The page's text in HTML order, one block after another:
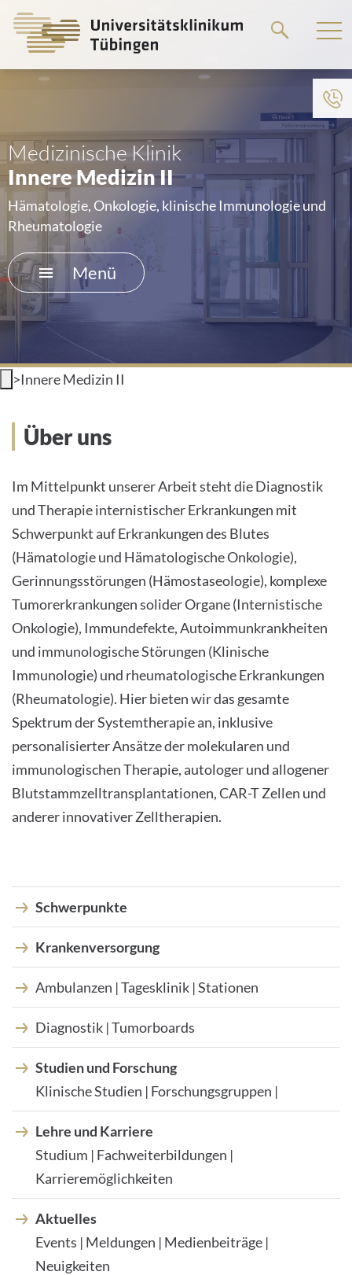
zum
Medizinische Klinik
Innere Medizin II
Hämatologie, Onkologie, klinische Immunologie und
Rheumatologie
Menü
HOME
DAS KLINIKUM
PATIENTEN &AMP; BESUCHER
MEDIZINISCHE FAKULTÄT
KARRIERE
KONTAKT
INTERNATIONALE PATIENTEN
Deutsch
Impressum
Datenschutz
>Innere Medizin II
Über uns
Über uns
Im Mittelpunkt unserer Arbeit steht die Diagnostik
und Therapie internistischer Erkrankungen mit
Schwerpunkt auf Erkrankungen des Blutes
(Hämatologie und Hämatologische Onkologie),
Gerinnungsstörungen (Hämostaseologie), komplexe
Tumorerkrankungen solider Organe (Internistische
Onkologie), Immundefekte, Autoimmunkrankheiten
und immunologische Störungen (Klinische
Immunologie) und rheumatologische Erkrankungen
(Rheumatologie). Hier bieten wir das gesamte
Spektrum der Systemtherapie an, inklusive
personalisierter Ansätze der molekularen und
immunologischen Therapie, autologer und allogener
Blutstammzelltransplantationen, CAR-T Zellen und
anderer innovativer Zelltherapien.
Schwerpunkte
Krankenversorgung
Ambulanzen | Tagesklinik | Stationen
Diagnostik | Tumorboards
Studien und Forschung
Klinische Studien | Forschungsgruppen |
Lehre und Karriere
Studium | Fachweiterbildungen |
Karrieremöglichkeiten
Aktuelles
Events | Meldungen | Medienbeiträge |
Neuigkeiten